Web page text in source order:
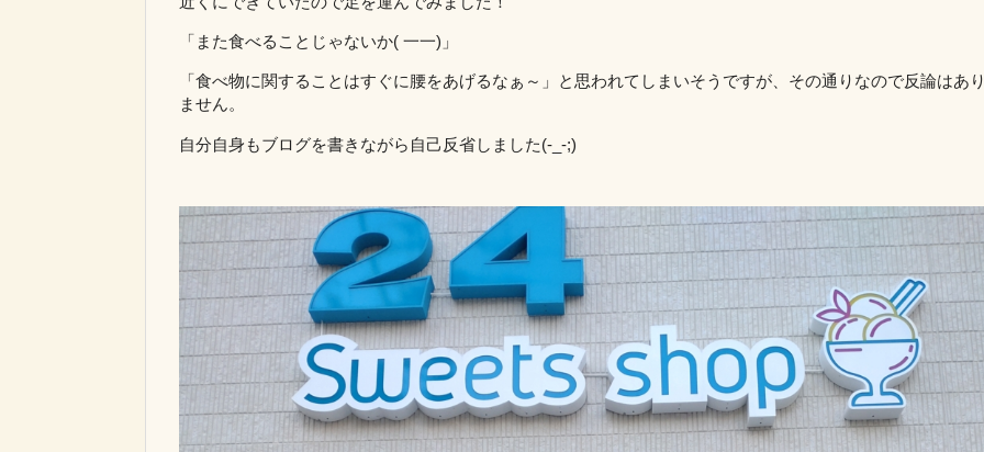
「また食べることじゃないか( 一一)」
「食べ物に関することはすぐに腰をあげるなぁ～」と思われてしまいそうですが、その通りなので反論はあ
ません。
自分自身もブログを書きながら自己反省しました(-_-;)